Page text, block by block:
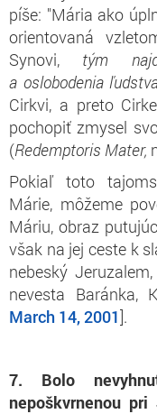
píše: "Mária ako
orientovaná
Synovi, tým
a oslobodenia
Cirkvi, a preto
pochopiť zmysel
(Redemptoris Mater,
Pokiaľ toto
Márie, môžeme
Máriu, obraz
však na jej ceste k
nebeský
nevesta Baránka,
March 14, 2001].
7. Bolo
nepoškvrnenou